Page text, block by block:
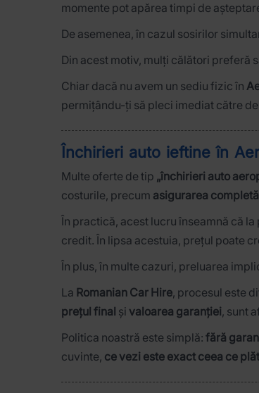
momente pot apărea timpi de
De asemenea, în cazul sosirilor
Din acest motiv, mulți călători preferă
Chiar dacă nu avem un sediu fizic în
permițându-ți să pleci imediat către
Închirieri auto ieftine în
Multe oferte de tip „închirieri auto
costurile, precum asigurarea completă
În practică, acest lucru înseamnă că
credit. În lipsa acestuia, prețul poate
În plus, în multe cazuri, preluarea
La Romanian Car Hire, procesul este
prețul final și valoarea garanției, sunt
Politica noastră este simplă: fără
cuvinte, ce vezi este exact ceea ce